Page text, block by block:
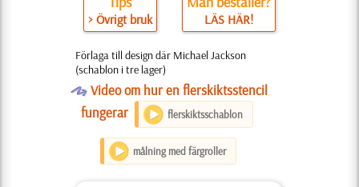
> Övrigt bruk LÄS HÄR!
Förlaga till design där Michael Jackson
(schablon i tre lager)
OVideo om hur en flerskiktsstencil
fungerar
flerskiktsschablon
målning med färgroller